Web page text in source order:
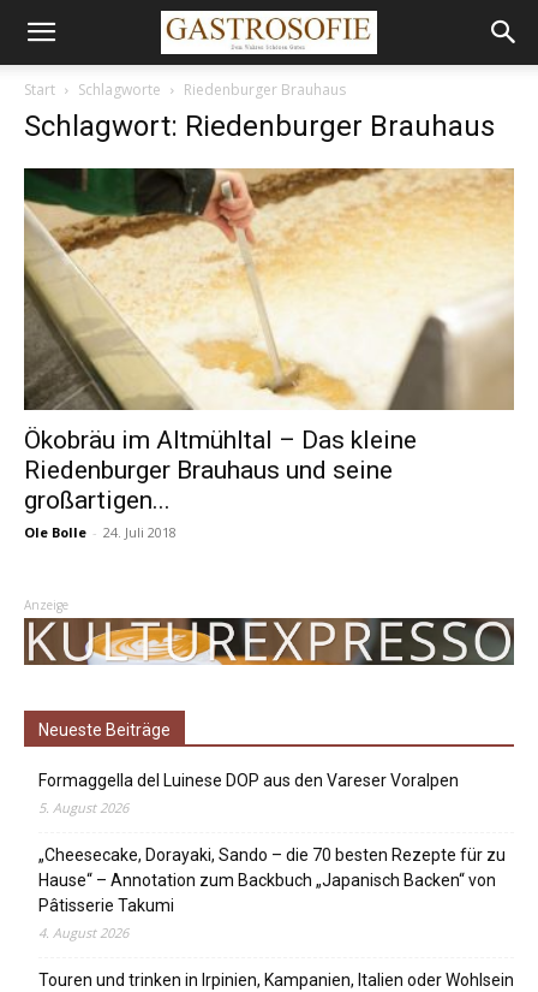
Start Schlagworte Riedenburger Brauhaus
Schlagwort: Riedenburger Brauhaus
Ökobräu im Altmühltal – Das kleine
Riedenburger Brauhaus und seine
großartigen...
Ole Bolle - 24. Juli 2018
Anzeige
Neueste Beiträge
Formaggella del Luinese DOP aus den Vareser Voralpen
5. August 2026
„Cheesecake, Dorayaki, Sando – die 70 besten Rezepte für zu
Hause“ – Annotation zum Backbuch „Japanisch Backen“ von
Pâtisserie Takumi
4. August 2026
Touren und trinken in Irpinien, Kampanien, Italien oder Wohlsein